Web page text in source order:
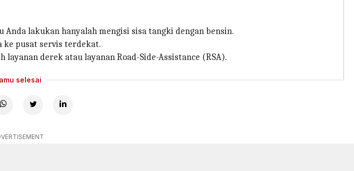
lakukan hanyalah mengisi sisa tangki dengan bensin.
ke pusat servis terdekat.
derek atau layanan Road-Side-Assistance (RSA).
selesai